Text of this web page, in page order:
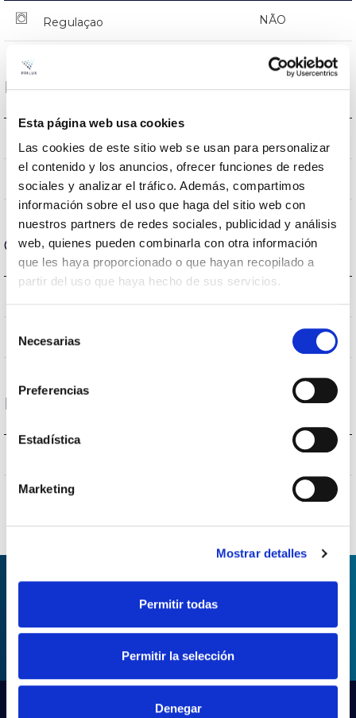
Esta página web usa cookies
Las cookies de este sitio web se usan para personalizar
el contenido y los anuncios, ofrecer funciones de redes
sociales y analizar el tráfico. Además, compartimos
información sobre el uso que haga del sitio web con
nuestros partners de redes sociales, publicidad y análisis
web, quienes pueden combinarla con otra información
que les haya proporcionado o que hayan recopilado a
partir del uso que haya hecho de sus servicios.
Necesarias
Preferencias
Estadística
Marketing
Mostrar detalles
Permitir todas
Permitir la selección
Denegar
Regulaçao NÃO
Dimensões e montagem
Dimensão
Junção NÃO
Carcaça e Acabamento
Corpo
Proteções
NÃO